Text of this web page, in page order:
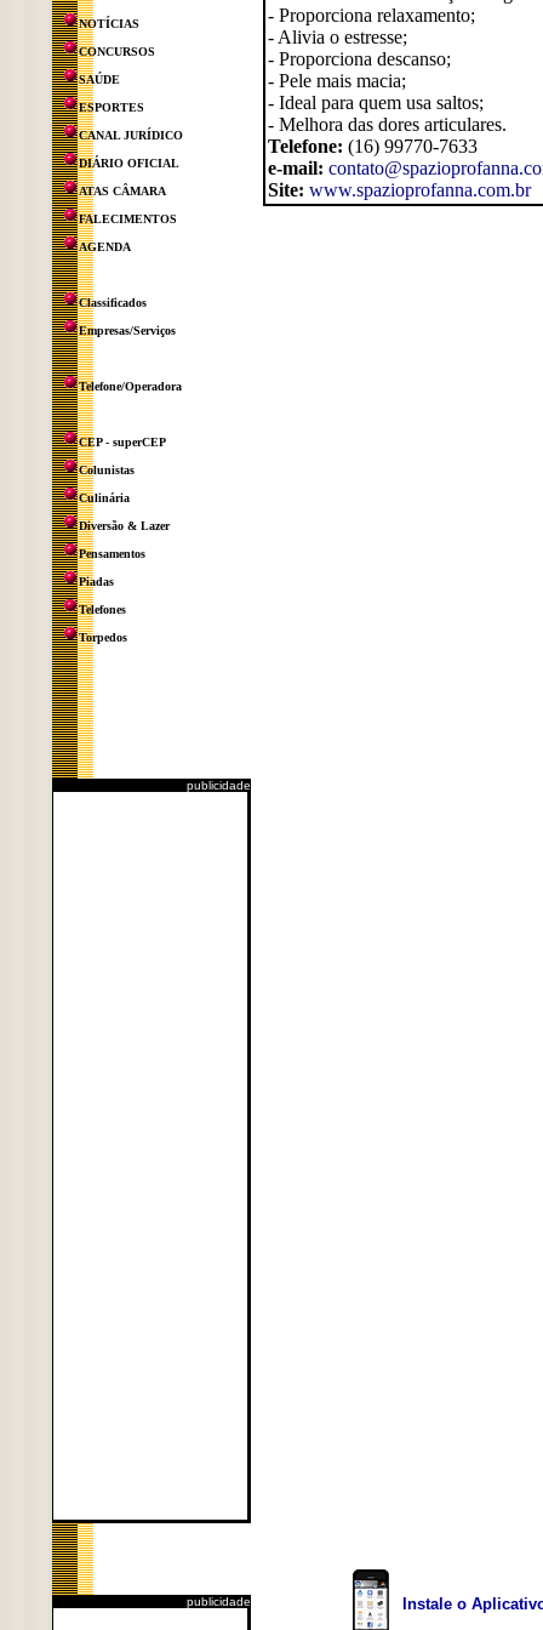
NOTÍCIAS
CONCURSOS
SAÚDE
ESPORTES
CANAL JURÍDICO
DIÁRIO OFICIAL
ATAS CÂMARA
FALECIMENTOS
AGENDA
Classificados
Empresas/Serviços
Telefone/Operadora
CEP - superCEP
Colunistas
Culinária
Diversão & Lazer
Pensamentos
Piadas
Telefones
Torpedos
publicidade
publicidade
- Proporciona relaxamento;
- Alivia o estresse;
- Proporciona descanso;
- Pele mais macia;
- Ideal para quem usa saltos;
- Melhora das dores articulares.
Telefone: (16) 99770-7633
e-mail:
Site: www.spazioprofanna.com.br
Instale o